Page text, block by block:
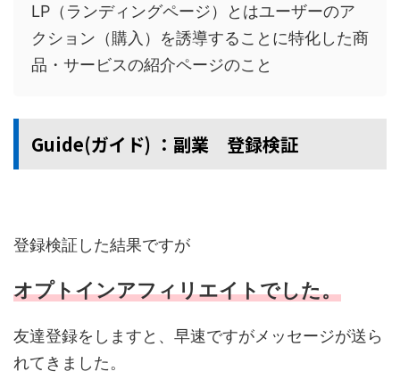
LP（ランディングページ）とはユーザーのア
クション（購入）を誘導することに特化した商
品・サービスの紹介ページのこと
Guide(ガイド) ：副業 登録検証
登録検証した結果ですが
オプトインアフィリエイトでした。
友達登録をしますと、早速ですがメッセージが送ら
れてきました。